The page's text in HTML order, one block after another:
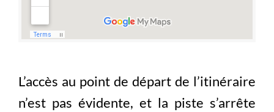
L’accès au point de départ de l’itinéraire
n’est pas évidente, et la piste s’arrête